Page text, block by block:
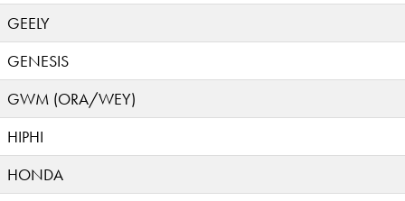
GEELY
GENESIS
GWM (ORA/WEY)
HIPHI
HONDA